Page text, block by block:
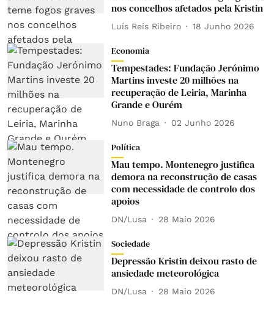
nos concelhos afetados pela Kristin
Luís Reis Ribeiro 18 Junho 2026
Economia
Tempestades: Fundação Jerónimo
Martins investe 20 milhões na
recuperação de Leiria, Marinha
Grande e Ourém
Nuno Braga 02 Junho 2026
Política
Mau tempo. Montenegro justifica
demora na reconstrução de casas
com necessidade de controlo dos
apoios
DN/Lusa 28 Maio 2026
Sociedade
Depressão Kristin deixou rasto de
ansiedade meteorológica
DN/Lusa 28 Maio 2026